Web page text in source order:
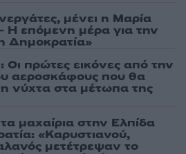
μένει η Μαρία
Η επόμενη μέρα για την
Δημοκρατία»
πρώτες εικόνες από την
αεροσκάφους που θα
τη νύχτα στα μέτωπα της
μαχαίρια στην Ελπίδα
«Καρυστιανού,
μετέτρεψαν το